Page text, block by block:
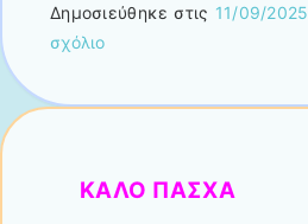
Δημοσιεύθηκε στις 11/09/2025
σχόλιο
ΚΑΛΟ ΠΑΣΧΑ